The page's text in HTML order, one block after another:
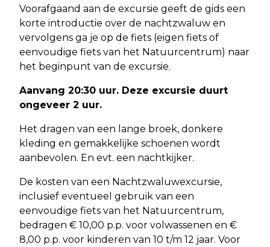
Voorafgaand aan de excursie geeft de gids een
korte introductie over de nachtzwaluw en
vervolgens ga je op de fiets (eigen fiets of
eenvoudige fiets van het Natuurcentrum) naar
het beginpunt van de excursie.
Aanvang 20:30 uur. Deze excursie duurt
ongeveer 2 uur.
Het dragen van een lange broek, donkere
kleding en gemakkelijke schoenen wordt
aanbevolen. En evt. een nachtkijker.
De kosten van een Nachtzwaluwexcursie,
inclusief eventueel gebruik van een
eenvoudige fiets van het Natuurcentrum,
bedragen € 10,00 p.p. voor volwassenen en €
8,00 p.p. voor kinderen van 10 t/m 12 jaar. Voor